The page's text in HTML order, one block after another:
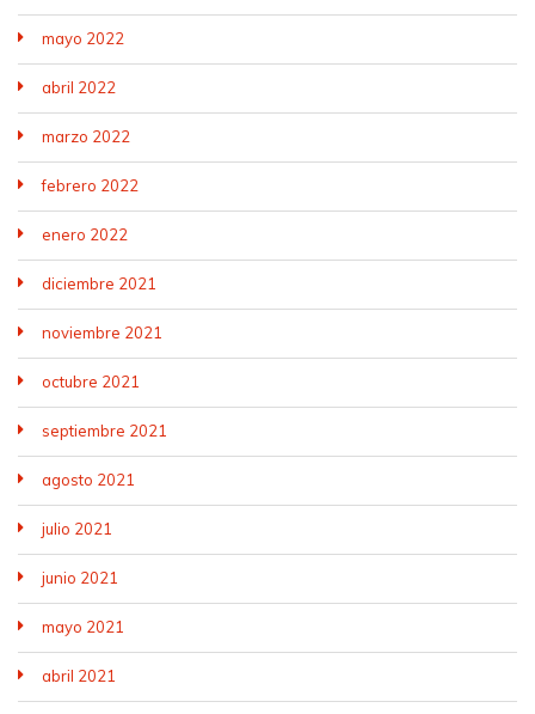
mayo 2022
abril 2022
marzo 2022
febrero 2022
enero 2022
diciembre 2021
noviembre 2021
octubre 2021
septiembre 2021
agosto 2021
julio 2021
junio 2021
mayo 2021
abril 2021